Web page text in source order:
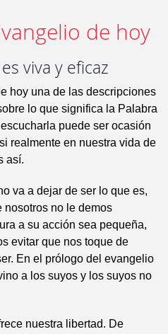
de hoy
viva y eficaz
hoy una de las descripciones
lo que significa la Palabra
puede ser ocasión
realmente en nuestra vida de
así.
va a dejar de ser lo que es,
nosotros no le demos
a su acción sea pequeña,
evitar que nos toque de
En el prólogo del evangelio
a los suyos y los suyos no
nuestra libertad. De